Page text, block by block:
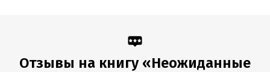
Отзывы на книгу «Неожиданные